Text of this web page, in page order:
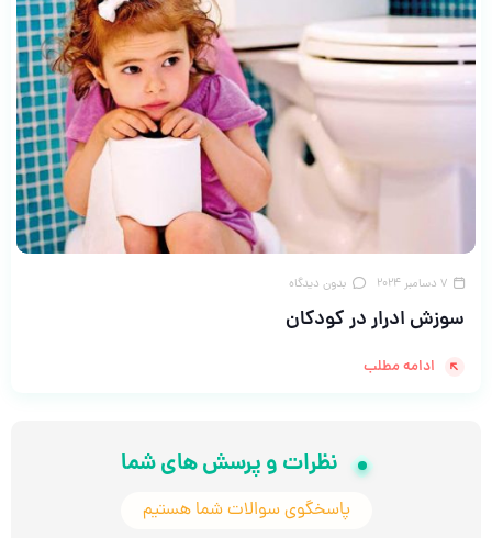
7 دسامبر 2024 بدون دیدگاه
سوزش ادرار در کودکان
ادامه مطلب
نظرات و پرسش های شما
پاسخگوی سوالات شما هستیم